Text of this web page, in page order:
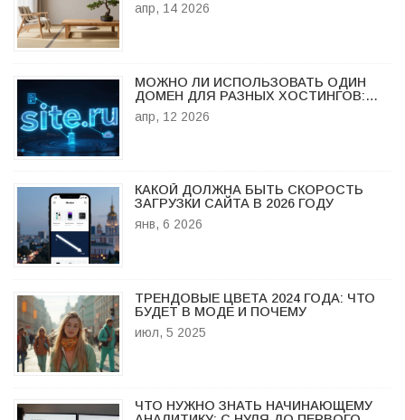
апр, 14 2026
МОЖНО ЛИ ИСПОЛЬЗОВАТЬ ОДИН
ДОМЕН ДЛЯ РАЗНЫХ ХОСТИНГОВ:
СПОСОБЫ И НЮАНСЫ
апр, 12 2026
КАКОЙ ДОЛЖНА БЫТЬ СКОРОСТЬ
ЗАГРУЗКИ САЙТА В 2026 ГОДУ
янв, 6 2026
ТРЕНДОВЫЕ ЦВЕТА 2024 ГОДА: ЧТО
БУДЕТ В МОДЕ И ПОЧЕМУ
июл, 5 2025
ЧТО НУЖНО ЗНАТЬ НАЧИНАЮЩЕМУ